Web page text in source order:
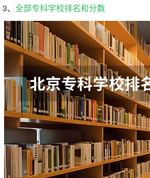
3、 全部专科学校排名和分数